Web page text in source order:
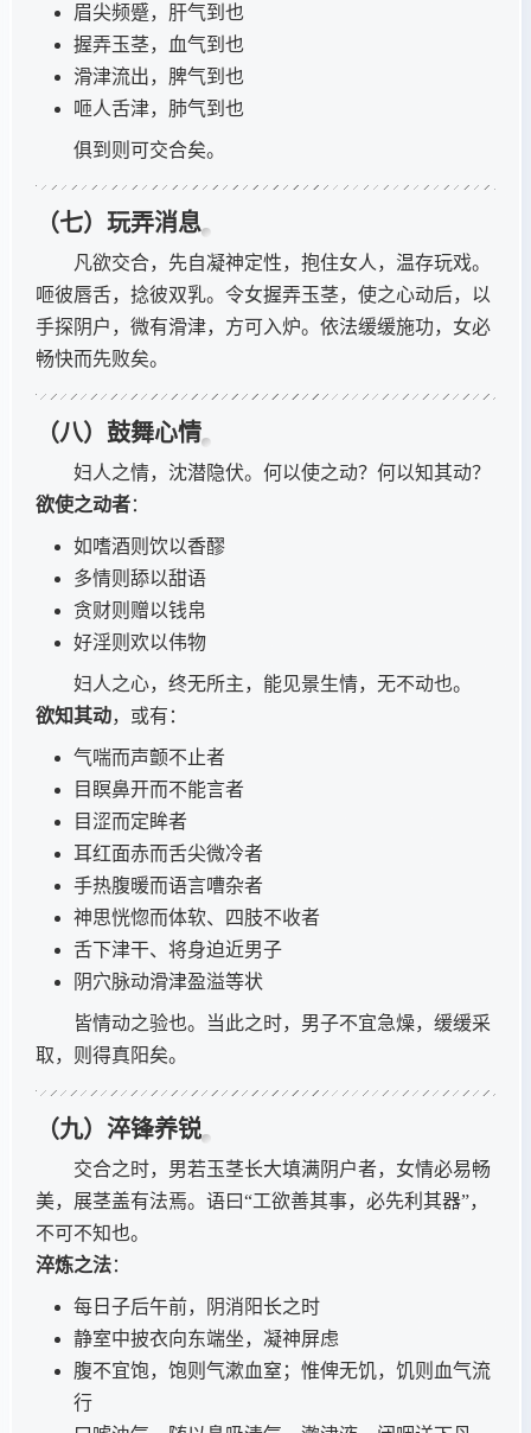
眉尖频蹙，肝气到也
握弄玉茎，血气到也
滑津流出，脾气到也
咂人舌津，肺气到也
俱到则可交合矣。
（七）玩弄消息
凡欲交合，先自凝神定性，抱住女人，温存玩戏。
咂彼唇舌，捻彼双乳。令女握弄玉茎，使之心动后，以
手探阴户，微有滑津，方可入炉。依法缓缓施功，女必
畅快而先败矣。
（八）鼓舞心情
妇人之情，沈潜隐伏。何以使之动？何以知其动？
欲使之动者：
如嗜酒则饮以香醪
多情则舔以甜语
贪财则赠以钱帛
好淫则欢以伟物
妇人之心，终无所主，能见景生情，无不动也。
欲知其动，或有：
气喘而声颤不止者
目瞑鼻开而不能言者
目涩而定眸者
耳红面赤而舌尖微冷者
手热腹暖而语言嘈杂者
神思恍惚而体软、四肢不收者
舌下津干、将身迫近男子
阴穴脉动滑津盈溢等状
皆情动之验也。当此之时，男子不宜急燥，缓缓采
取，则得真阳矣。
（九）淬锋养锐
交合之时，男若玉茎长大填满阴户者，女情必易畅
美，展茎盖有法焉。语曰“工欲善其事，必先利其器”，
不可不知也。
淬炼之法：
每日子后午前，阴消阳长之时
静室中披衣向东端坐，凝神屏虑
腹不宜饱，饱则气漱血窒；惟俾无饥，饥则血气流
行